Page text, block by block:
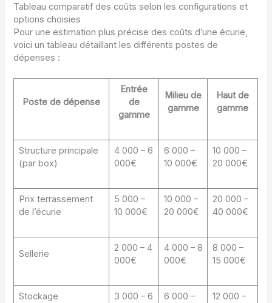
Tableau comparatif des coûts selon les configurations et
options choisies
Pour une estimation plus précise des coûts d’une écurie,
voici un tableau détaillant les différents postes de
dépenses :
Poste de dépense
Entrée
de
gamme
Milieu de
gamme
Haut de
gamme
Structure principale
(par box)
4 000 – 6
000€
6 000 –
10 000€
10 000 –
20 000€
Prix terrassement
de l’écurie
5 000 –
10 000€
10 000 –
20 000€
20 000 –
40 000€
Sellerie
2 000 – 4
000€
4 000 – 8
000€
8 000 –
15 000€
Stockage
3 000 – 6
6 000 –
12 000 –